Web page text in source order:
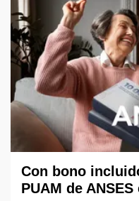
Con bono
PUAM de